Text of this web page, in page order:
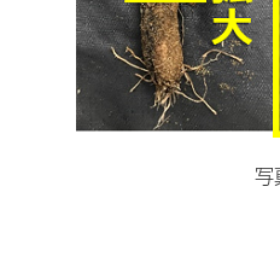
写